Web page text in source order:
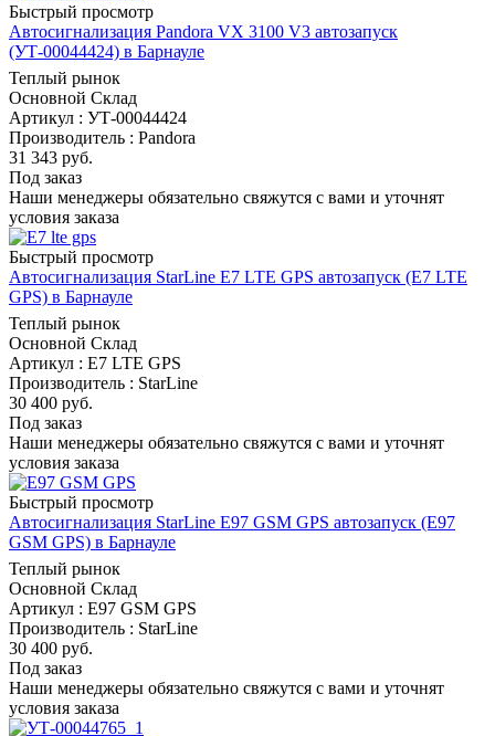
Быстрый просмотр
Автосигнализация Pandora VX 3100 V3 автозапуск
(УТ-00044424) в Барнауле
Теплый рынок
Основной Склад
Артикул : УТ-00044424
Производитель : Pandora
31 343 руб.
Под заказ
Наши менеджеры обязательно свяжутся с вами и уточнят
условия заказа
Быстрый просмотр
Автосигнализация StarLine E7 LTE GPS автозапуск (E7 LTE
GPS) в Барнауле
Теплый рынок
Основной Склад
Артикул : E7 LTE GPS
Производитель : StarLine
30 400 руб.
Под заказ
Наши менеджеры обязательно свяжутся с вами и уточнят
условия заказа
Быстрый просмотр
Автосигнализация StarLine E97 GSM GPS автозапуск (E97
GSM GPS) в Барнауле
Теплый рынок
Основной Склад
Артикул : E97 GSM GPS
Производитель : StarLine
30 400 руб.
Под заказ
Наши менеджеры обязательно свяжутся с вами и уточнят
условия заказа